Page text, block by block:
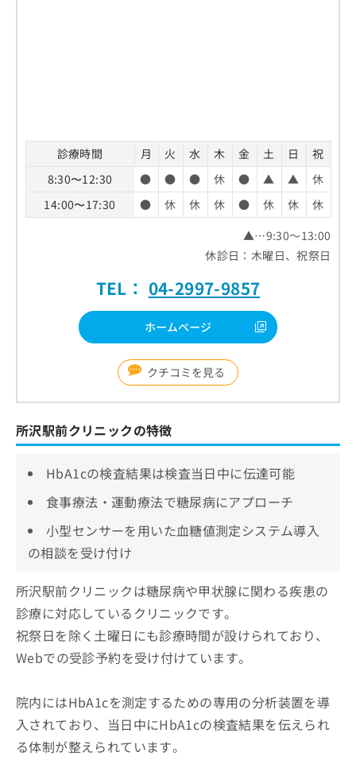
診療時間 月 火 水 木 金 土 日
祝
8:30〜12:30
● ● ● 休 ● ▲ ▲
休
14:00〜17:30
● 休 休 休 ● 休 休
休
▲…9:30～13:00
休診日：木曜日、祝祭日
TEL： 04-2997-9857
ホームページ
クチコミを見る
所沢駅前クリニックの特徴
HbA1cの検査結果は検査当日中に伝達可能
食事療法・運動療法で糖尿病にアプローチ
小型センサーを用いた血糖値測定システム導入
の相談を受け付け
所沢駅前クリニックは糖尿病や甲状腺に関わる疾患の
診療に対応しているクリニックです。
祝祭日を除く土曜日にも診療時間が設けられており、
Webでの受診予約を受け付けています。
院内にはHbA1cを測定するための専用の分析装置を導
入されており、当日中にHbA1cの検査結果を伝えられ
る体制が整えられています。